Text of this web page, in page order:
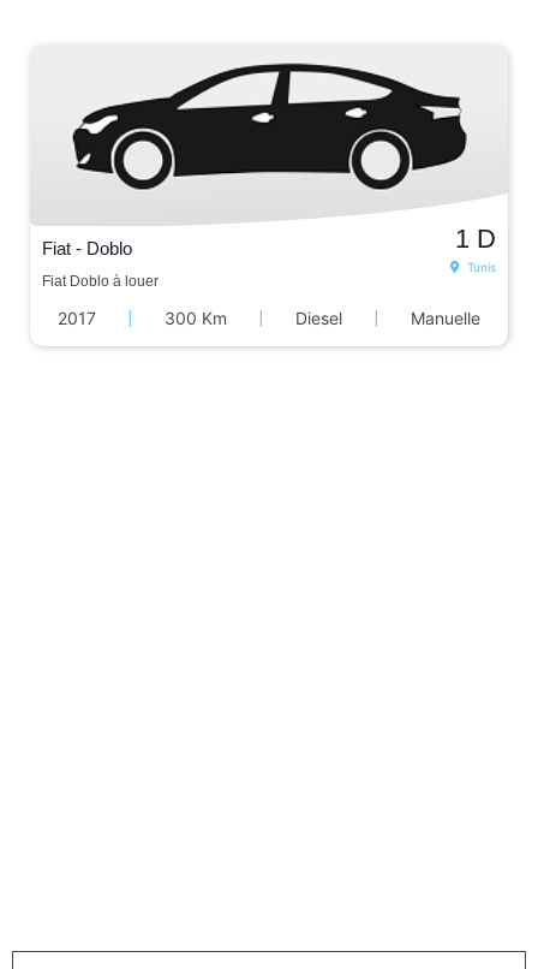
Fiat - Doblo
Fiat Doblo à louer
1 D
Tunis
2017 300 Km Diesel Manuelle